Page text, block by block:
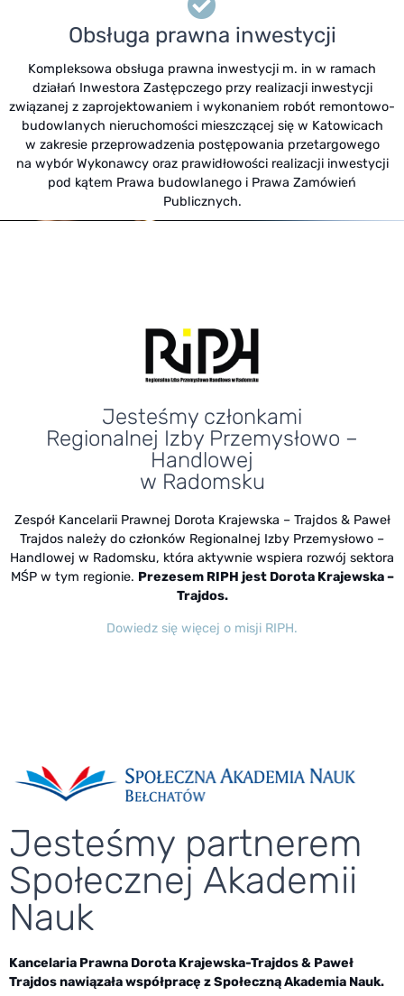
Obsługa prawna inwestycji
Kompleksowa obsługa prawna inwestycji m. in w ramach
działań Inwestora Zastępczego przy realizacji inwestycji
związanej z zaprojektowaniem i wykonaniem robót remontowo-
budowlanych nieruchomości mieszczącej się w Katowicach
w zakresie przeprowadzenia postępowania przetargowego
na wybór Wykonawcy oraz prawidłowości realizacji inwestycji
pod kątem Prawa budowlanego i Prawa Zamówień
Publicznych.
Jesteśmy członkami
Regionalnej Izby Przemysłowo –
Handlowej
w Radomsku
Zespół Kancelarii Prawnej Dorota Krajewska – Trajdos & Paweł
Trajdos należy do członków Regionalnej Izby Przemysłowo –
Handlowej w Radomsku, która aktywnie wspiera rozwój sektora
MŚP w tym regionie. Prezesem RIPH jest Dorota Krajewska –
Trajdos.
Dowiedz się więcej o misji RIPH.
Jesteśmy partnerem
Społecznej Akademii
Nauk
Kancelaria Prawna Dorota Krajewska-Trajdos & Paweł
Trajdos nawiązała współpracę z Społeczną Akademia Nauk.